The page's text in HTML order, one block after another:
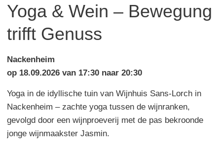
Rheinhessen-Blog kaart
Yoga & Wein – Bewegung
trifft Genuss
Nackenheim
op 18.09.2026 van 17:30 naar 20:30
Yoga in de idyllische tuin van Wijnhuis Sans-Lorch in
Nackenheim – zachte yoga tussen de wijnranken,
gevolgd door een wijnproeverij met de pas bekroonde
jonge wijnmaakster Jasmin.